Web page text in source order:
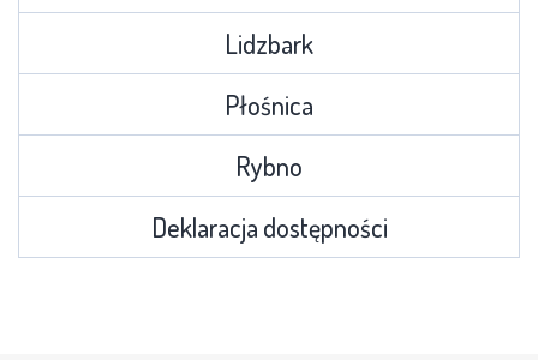
Lidzbark
Płośnica
Rybno
Deklaracja dostępności